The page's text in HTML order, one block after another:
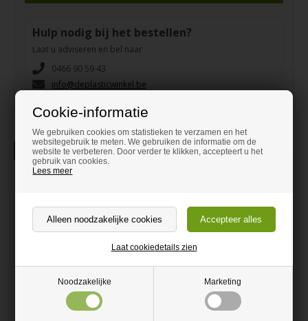
Cookie-informatie
We gebruiken cookies om statistieken te verzamen en het
websitegebruik te meten. We gebruiken de informatie om de
website te verbeteren. Door verder te klikken, accepteert u het
gebruik van cookies.
Lees meer
Noodzakelijke Marketing
Laat cookiedetails zien
Hulp nodig bij het bestellen?
Laat u adviseren en bel naar
0466 90 59 43
info@deplasticwinkel.be
Beschrijving Informatie
UV-bescherming. Vergeelt niet door zonnestralen
Hoge breuksterkte, zeer moeilijk om te breken